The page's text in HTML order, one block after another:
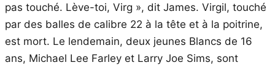
pas touché. Lève-toi, Virg », dit James. Virgil, touché
par des balles de calibre 22 à la tête et à la poitrine,
est mort. Le lendemain, deux jeunes Blancs de 16
ans, Michael Lee Farley et Larry Joe Sims, sont